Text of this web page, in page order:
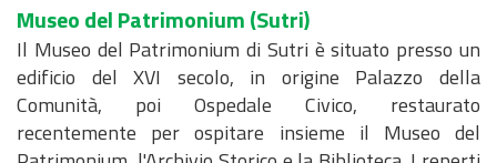
Museo del Patrimonium(Sutri)
Il Museo del Patrimonium di Sutri è situato presso un
edificio del XVI secolo, in origine Palazzo della
Comunità, poi Ospedale Civico, restaurato
recentemente per ospitare insieme il Museo del